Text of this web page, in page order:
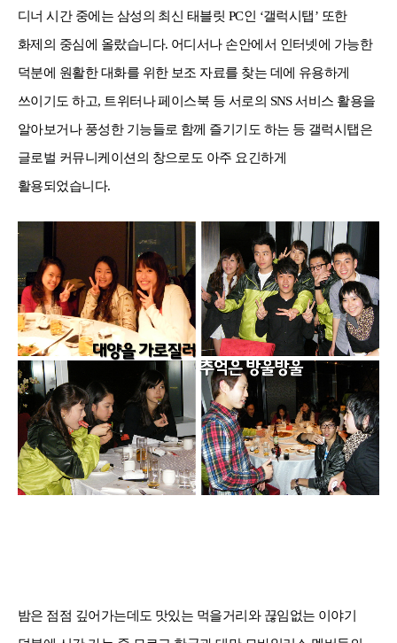
디너 시간 중에는 삼성의 최신 태블릿 PC인 ‘갤럭시탭’ 또한
화제의 중심에 올랐습니다. 어디서나 손안에서 인터넷에 가능한
덕분에 원활한 대화를 위한 보조 자료를 찾는 데에 유용하게
쓰이기도 하고, 트위터나 페이스북 등 서로의 SNS서비스 활용을
알아보거나 풍성한 기능들로 함께 즐기기도 하는 등 갤럭시탭은
글로벌 커뮤니케이션의 창으로도 아주 요긴하게
활용되었습니다.
밤은 점점 깊어가는데도 맛있는 먹을거리와 끊임없는 이야기